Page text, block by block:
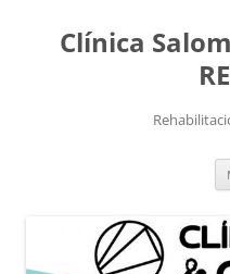
contenido
Clínica